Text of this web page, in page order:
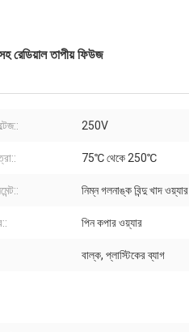
তাপীয় ফিউজ
250V
75℃ থেকে 250℃
নিম্ন গলনাঙ্ক বিন্দু খাদ ওয়্যার
পিন কপার ওয়্যার
বাল্ক, প্লাস্টিকের ব্যাগ